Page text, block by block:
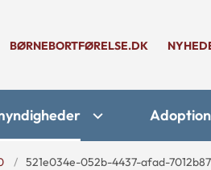
BØRNEBORTFØRELSE.DK
Adoption
521e034e-052b-4437-afad-